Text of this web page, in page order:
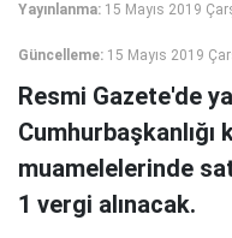
Yayınlanma: 15 Mayıs 2019
Güncelleme: 15 Mayıs 2019
Resmi Gazete'de
Cumhurbaşkanlığı
muamelelerinde
1 vergi alınacak.